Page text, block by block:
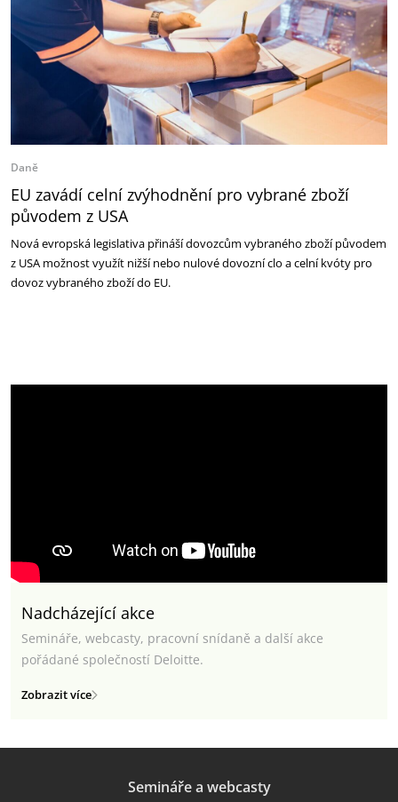
Daně
EU zavádí celní zvýhodnění pro vybrané zboží
původem z USA
Nová evropská legislativa přináší dovozcům vybraného zboží původem
z USA možnost využít nižší nebo nulové dovozní clo a celní kvóty pro
dovoz vybraného zboží do EU.
Nadcházející akce
Semináře, webcasty, pracovní snídaně a další akce
pořádané společností Deloitte.
Zobrazit více
Semináře a webcasty